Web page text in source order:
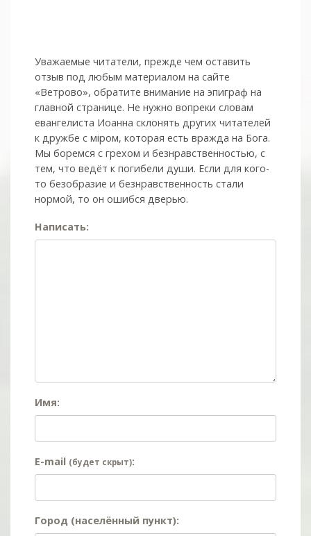
Уважаемые читатели, прежде чем оставить
отзыв под любым материалом на сайте
«Ветрово», обратите внимание на эпиграф на
главной странице. Не нужно вопреки словам
евангелиста Иоанна склонять других читателей
к дружбе с мiром, которая есть вражда на Бога.
Мы боремся с грехом и без­нрав­ствен­ностью, с
тем, что ведёт к погибели души. Если для кого-
то безобразие и безнравственность стали
нормой, то он ошибся дверью.
Написать:
Имя:
E-mail (будет скрыт):
Город (населённый пункт):